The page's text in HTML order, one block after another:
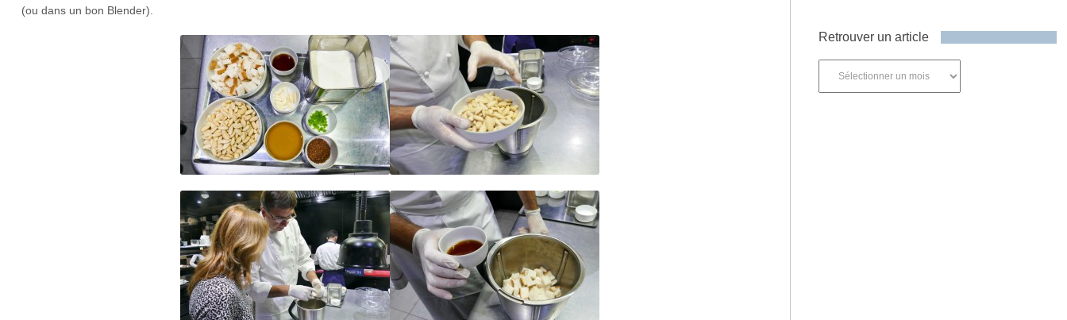
(ou dans un bon Blender).
Retrouver un article